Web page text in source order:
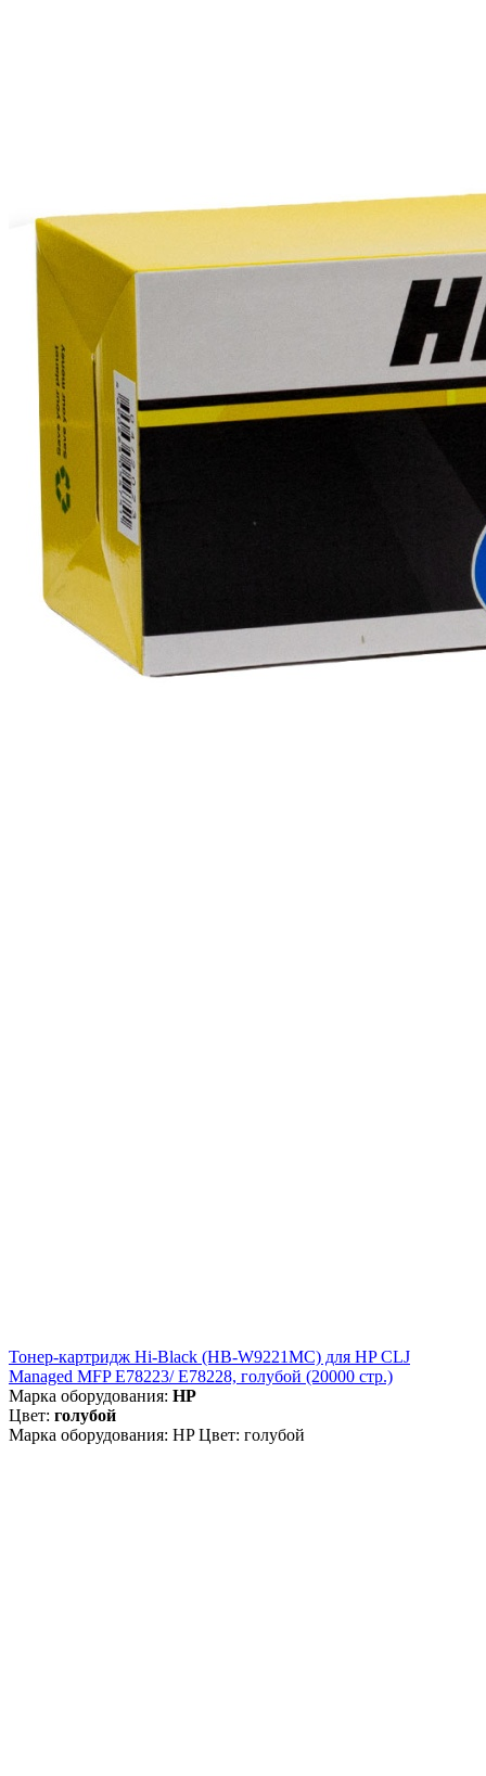
Тонер-картридж Hi-Black (HB-W9221MC) для HP CLJ
Managed MFP E78223/ E78228, голубой (20000 стр.)
Марка оборудования: HP
Цвет: голубой
Марка оборудования: HP Цвет: голубой